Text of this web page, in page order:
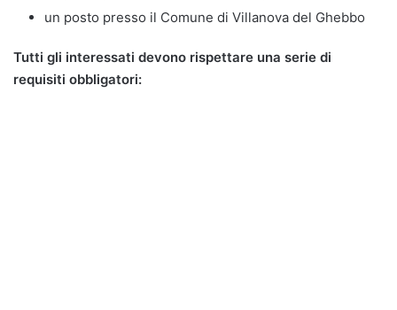
un posto presso il Comune di Villanova del Ghebbo
Tutti gli interessati devono rispettare una serie di
requisiti obbligatori: